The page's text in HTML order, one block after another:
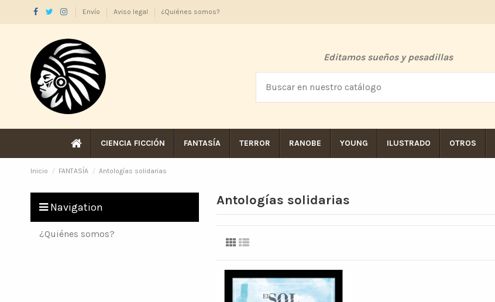
Envío Aviso legal ¿Quiénes somos?
Editamos sueños y pesadillas
CIENCIA FICCIÓN FANTASÍA TERROR RANOBE YOUNG ILUSTRADO OTROS
Inicio FANTASÍA Antologías solidarias
Antologías solidarias
Navigation
¿Quiénes somos?